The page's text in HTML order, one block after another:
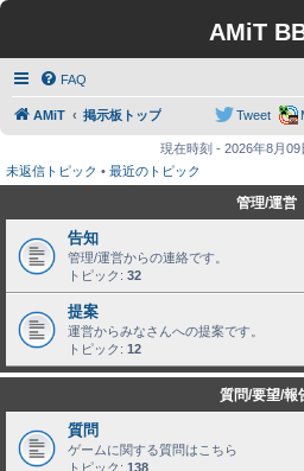
AMiT
FAQ
AMiT 掲示板トップ Tweet
現在時刻 - 2026年8月
未返信トピック • 最近のトピック
管理/運営
告知
管理/運営からの連絡です。
トピック: 32
提案
運営からみなさんへの提案です。
トピック: 12
質問/要望/報
質問
ゲームに関する質問はこちら
トピック: 138